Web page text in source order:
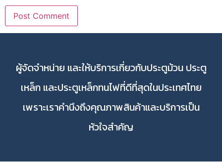
ผู้จัดจำหน่าย และให้บริการเกี่ยวกับประตูม้วน ประตู
เหล็ก และประตูเหล็กทนไฟที่ดีที่สุดในประเทศไทย
เพราะเราคำนึงถึงคุณภาพสินค้าและบริการเป็น
หัวใจสำคัญ